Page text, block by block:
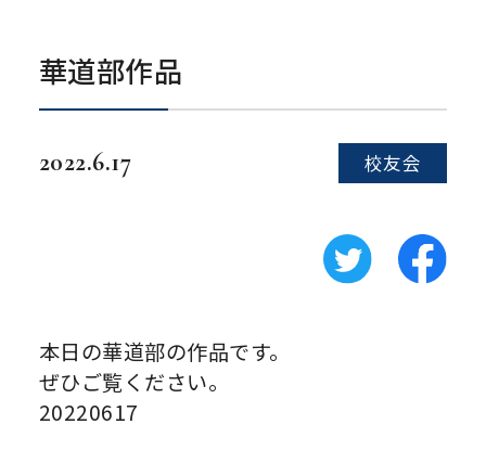
華道部作品
2022.6.17 校友会
本日の華道部の作品です。
ぜひご覧ください。
20220617